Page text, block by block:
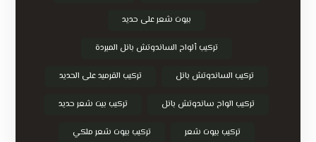
بيوت شعر على حديد
تركيب ألواح الساندوتش بانل المبردة
تركيب الساندوتش بانل تركيب القرميد على الحديد
تركيب الواح ساندوتش بانل تركيب بيت شعر حديد
تركيب بيوت شعر تركيب بيوت شعر ملكي